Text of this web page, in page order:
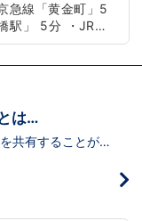
の場を広げていま
も諦めない！・と
ない！・環境を変
業経験がないから
！こうなりたい！
にも平等にチャン
ます。その為、未
です。今働いてる
っと求めてる人物
」と思う方もいる
く考えてくださ
の方が少ないと思
は…
共有することがで
めています。さら
は、店舗数が増え
長/幹部】の空き
実際に働いてみ